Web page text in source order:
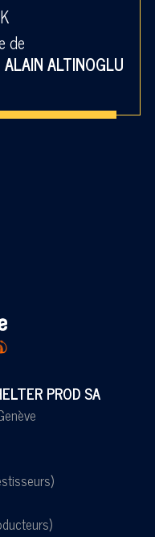
de
ALAIN ALTINOGLU
PROD SA